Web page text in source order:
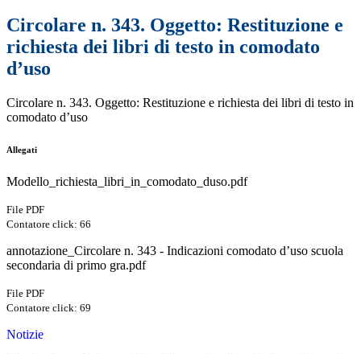
Circolare n. 343. Oggetto: Restituzione e
richiesta dei libri di testo in comodato
d’uso
Circolare n. 343. Oggetto: Restituzione e richiesta dei libri di testo in
comodato d’uso
Allegati
Modello_richiesta_libri_in_comodato_duso.pdf
File PDF
Contatore click: 66
annotazione_Circolare n. 343 - Indicazioni comodato d’uso scuola
secondaria di primo gra.pdf
File PDF
Contatore click: 69
Notizie